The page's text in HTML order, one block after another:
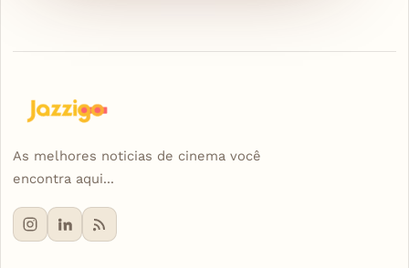
As melhores noticias de cinema você
encontra aqui...